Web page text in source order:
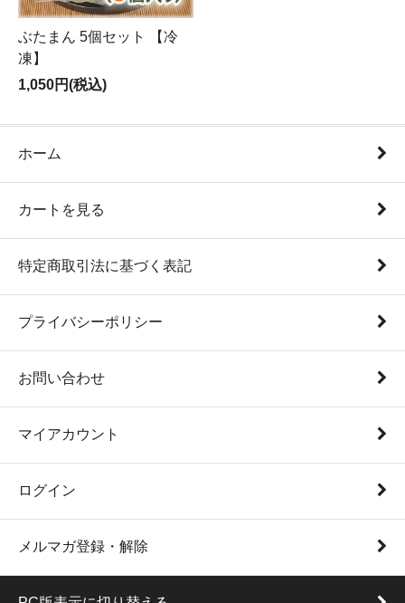
ぶたまん 5個セット 【冷
凍】
1,050円(税込)
ホーム
カートを見る
特定商取引法に基づく表記
プライバシーポリシー
お問い合わせ
マイアカウント
ログイン
メルマガ登録・解除